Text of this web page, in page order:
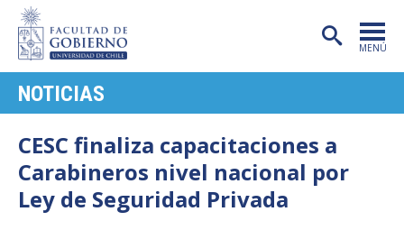
MENÚ
CARRERAS
POSTGRADO
NOTICIAS
CESC finaliza capacitaciones a
Carabineros nivel nacional por
Ley de Seguridad Privada